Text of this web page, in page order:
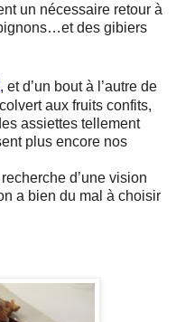
un nécessaire retour à
des gibiers
, et d’un bout à l’autre de
aux fruits confits,
assiettes tellement
plus encore nos
d’une vision
a bien du mal à choisir